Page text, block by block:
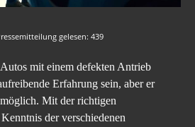
gelesen: 439
mit einem defekten Antrieb
Erfahrung sein, aber er
Mit der richtigen
der verschiedenen